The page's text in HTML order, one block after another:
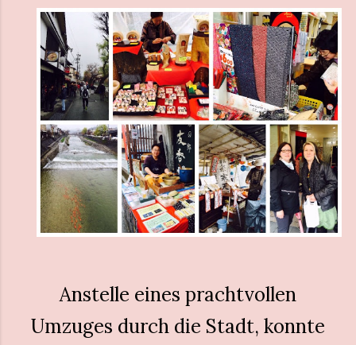
Anstelle eines prachtvollen
Umzuges durch die Stadt, konnte